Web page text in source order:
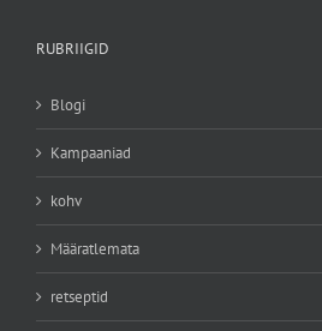
RUBRIIGID
Blogi
Kampaaniad
kohv
Määratlemata
retseptid